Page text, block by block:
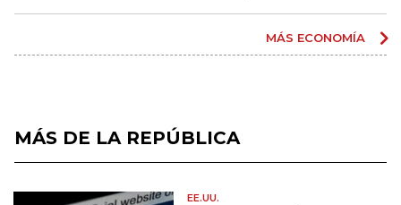
MÁS ECONOMÍA
MÁS DE LA REPÚBLICA
EE.UU.